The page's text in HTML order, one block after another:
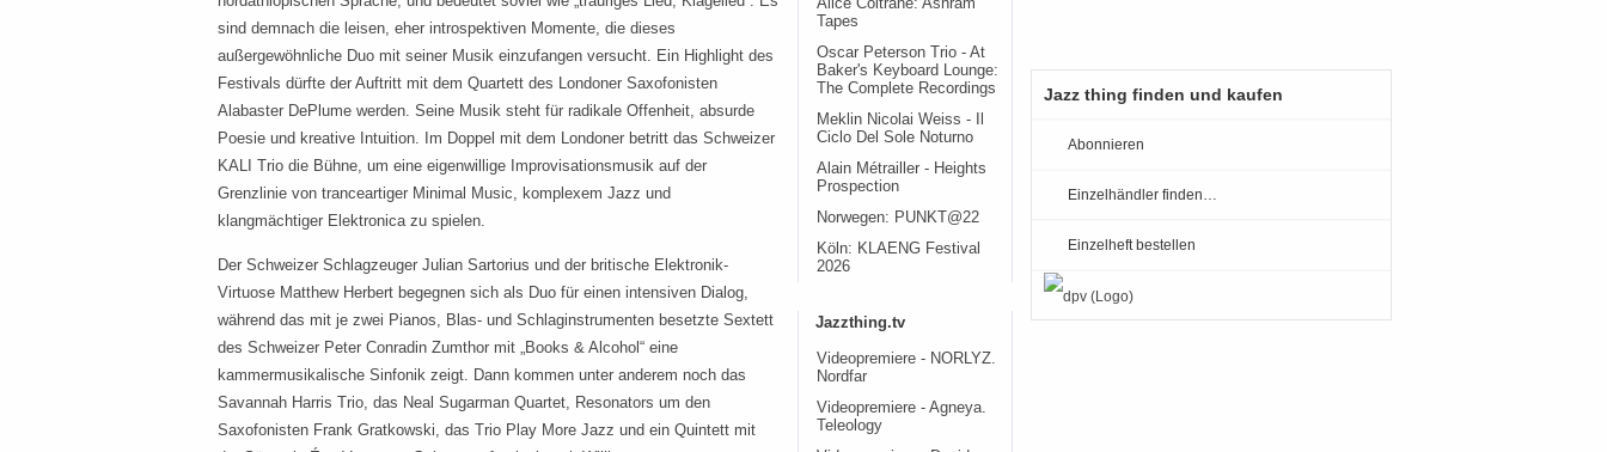
sind demnach die leisen, eher introspektiven Momente, die dieses
außergewöhnliche Duo mit seiner Musik einzufangen versucht. Ein Highlight des
Festivals dürfte der Auftritt mit dem Quartett des Londoner Saxofonisten
Alabaster DePlume werden. Seine Musik steht für radikale Offenheit, absurde
Poesie und kreative Intuition. Im Doppel mit dem Londoner betritt das Schweizer
KALI Trio die Bühne, um eine eigenwillige Improvisationsmusik auf der
Grenzlinie von tranceartiger Minimal Music, komplexem Jazz und
klangmächtiger Elektronica zu spielen.
Der Schweizer Schlagzeuger Julian Sartorius und der britische Elektronik-
Virtuose Matthew Herbert begegnen sich als Duo für einen intensiven Dialog,
während das mit je zwei Pianos, Blas- und Schlaginstrumenten besetzte Sextett
des Schweizer Peter Conradin Zumthor mit „Books & Alcohol“ eine
kammermusikalische Sinfonik zeigt. Dann kommen unter anderem noch das
Savannah Harris Trio, das Neal Sugarman Quartet, Resonators um den
Saxofonisten Frank Gratkowski, das Trio Play More Jazz und ein Quintett mit
Alice Coltrane: Ashram
Tapes
Oscar Peterson Trio - At
Baker's Keyboard Lounge:
The Complete Recordings
Meklin Nicolai Weiss - Il
Ciclo Del Sole Noturno
Alain Métrailler - Heights
Prospection
Norwegen: PUNKT@22
Köln: KLAENG Festival
2026
Jazzthing.tv
Videopremiere - NORLYZ.
Nordfar
Videopremiere - Agneya.
Teleology
Jazz thing finden und kaufen
Abonnieren
Einzelhändler finden…
Einzelheft bestellen